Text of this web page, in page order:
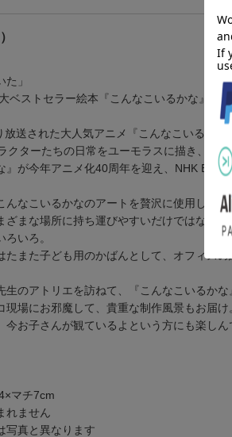
」
ベストセラー絵本『こんなこいるかな』の
送された大人気アニメ『こんなこいるかな
クターたちの日常をユーモラスに描き、多
』が今年アニメ化40周年を迎え、NHK Eテ
なこいるかなのアートを贅沢に使用した「
ざまな場所に持ち運びやすいだけではなく
いろ。
たまた子ども用のかばんとして、オフィス
生のアトリエを訪ねて、『こんなこいるか
現場にお邪魔して、貴重な制作風景もお届
お子さんが観ているよという方にも楽しん
マチ7cm
れません
写真と異なります